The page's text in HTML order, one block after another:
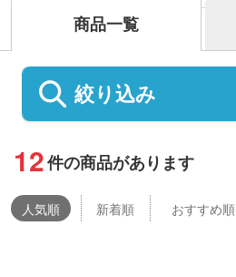
商品一覧
絞り込み
12件の商品があります
人気順 新着順 おすすめ順